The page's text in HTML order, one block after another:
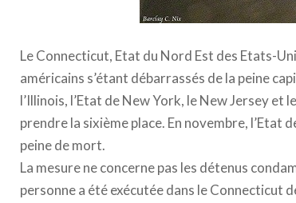
Le Connecticut, Etat du Nord Est des Etats-
américains s’étant débarrassés de la peine
l’Illinois, l’Etat de New York, le New Jersey
prendre la sixième place. En novembre, l’Etat
peine de mort.
La mesure ne concerne pas les détenus
personne a été exécutée dans le Connecticut